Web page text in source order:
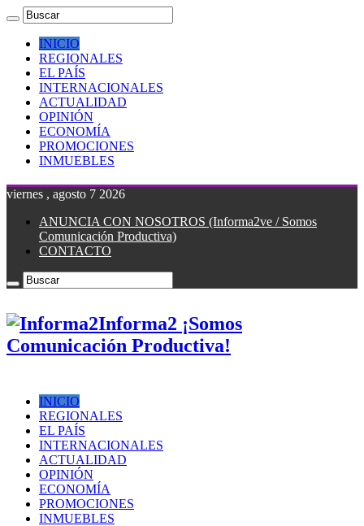
INICIO
REGIONALES
EL PAÍS
INTERNACIONALES
ACTUALIDAD
OPINIÓN
ECONOMÍA
PROMOCIONES
INMUEBLES
viernes , agosto 7 2026
ANUNCIA CON NOSOTROS (Informa2ve / Somos
Comunicación Productiva)
CONTACTO
Informa2 ¡Somos
Comunicación Productiva!
INICIO
REGIONALES
EL PAÍS
INTERNACIONALES
ACTUALIDAD
OPINIÓN
ECONOMÍA
PROMOCIONES
INMUEBLES